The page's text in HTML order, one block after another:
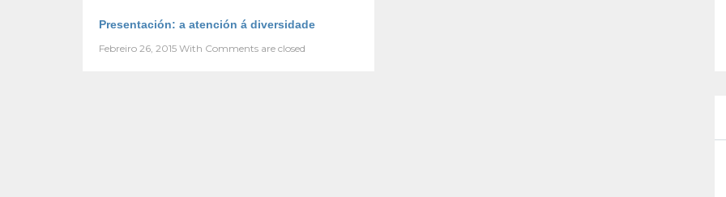
Presentación: a atención á diversidade
Febreiro 26, 2015 With Comments are closed